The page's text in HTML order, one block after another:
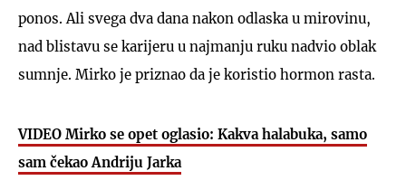
ponos. Ali svega dva dana nakon odlaska u mirovinu,
nad blistavu se karijeru u najmanju ruku nadvio oblak
sumnje. Mirko je priznao da je koristio hormon rasta.
VIDEO Mirko se opet oglasio: Kakva halabuka, samo
sam čekao Andriju Jarka